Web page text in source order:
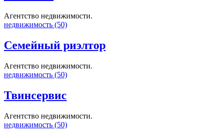
Агентство недвижимости.
недвижимость (50)
Семейный риэлтор
Агентство недвижимости.
недвижимость (50)
Твинсервис
Агентство недвижимости.
недвижимость (50)